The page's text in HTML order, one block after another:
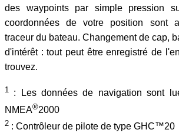
des waypoints par simple pression
coordonnées de votre position sont
traceur du bateau. Changement de cap,
d'intérêt : tout peut être enregistré de
trouvez.
1 : Les données de navigation sont
NMEA®2000
2 : Contrôleur de pilote de type GHC™20